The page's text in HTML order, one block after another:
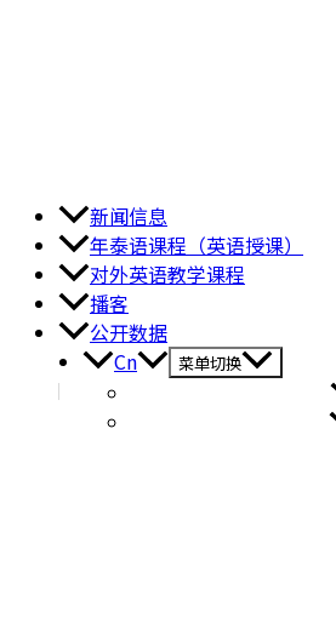
新闻信息
年泰语课程（英语授课）
对外英语教学课程
播客
公开数据
Cn
菜单切换